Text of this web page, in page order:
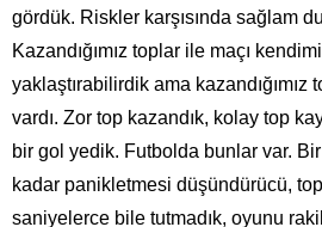
gördük. Riskler karşısında sağlam
Kazandığımız toplar ile maçı
yaklaştırabilirdik ama
vardı. Zor top kazandık, kolay top
bir gol yedik. Futbolda bunlar var. Bir
kadar panikletmesi düşündürücü,
saniyelerce bile tutmadık, oyunu